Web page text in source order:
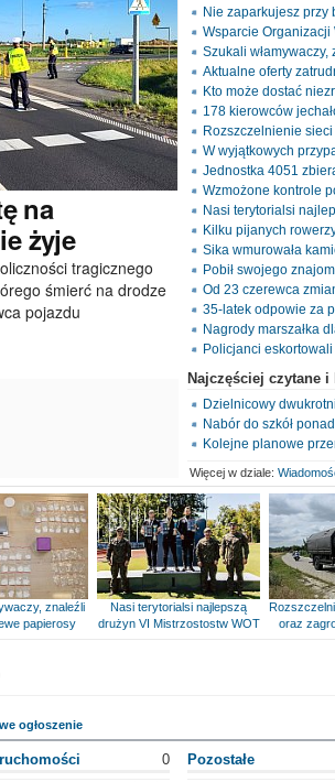
na
żyje
tragicznego
śmierć na drodze
pojazdu
Nie zaparkujesz przy
Wsparcie Organizacji
opinia
Szukali
Aktualne oferty
Kto może dostać
178 kierowców
Rozszczelnienie
W wyjątkowych
Jednostka 4051
Wzmożone kontrole
Nasi terytorialsi
Kilku pijanych
Sika wmurowała
opinia
Pobił swojego
Od 23 czerewca
35-latek odpowie za
Nagrody marszałka
Policjanci
Najczęściej czytane i
Dzielnicowy
Nabór do szkół
opinie
Kolejne planowe
Więcej w dziale:
znaleźli
papierosy
Nasi terytorialsi najlepszą
drużyn VI Mistrzostostw WOT
oraz
ogłoszenie
0 Pozostałe